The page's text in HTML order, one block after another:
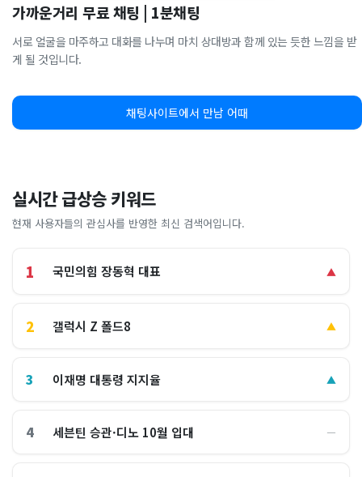
가까운거리 무료 채팅 | 1분채팅
서로 얼굴을 마주하고 대화를 나누며 마치 상대방과 함께 있는 듯한 느낌을 받
게 될 것입니다.
채팅사이트에서 만남 어때
실시간 급상승 키워드
현재 사용자들의 관심사를 반영한 최신 검색어입니다.
1 국민의힘 장동혁 대표 ▲
2 갤럭시 Z 폴드8 ▲
3 이재명 대통령 지지율 ▲
4 세븐틴 승관·디노 10월 입대 ―